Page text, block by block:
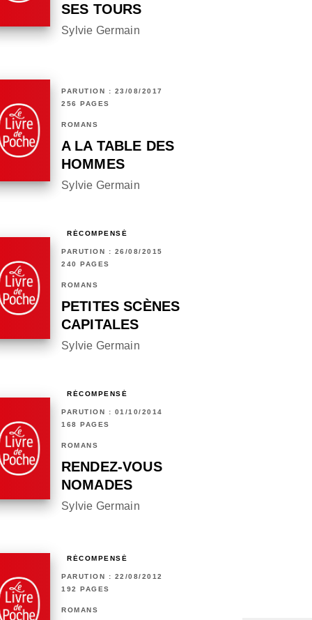
SES TOURS
Sylvie Germain
PARUTION : 23/08/2017
256 PAGES
ROMANS
A LA TABLE DES
HOMMES
Sylvie Germain
RÉCOMPENSÉ
PARUTION : 26/08/2015
240 PAGES
ROMANS
PETITES SCÈNES
CAPITALES
Sylvie Germain
RÉCOMPENSÉ
PARUTION : 01/10/2014
168 PAGES
ROMANS
RENDEZ-VOUS
NOMADES
Sylvie Germain
RÉCOMPENSÉ
PARUTION : 22/08/2012
192 PAGES
ROMANS